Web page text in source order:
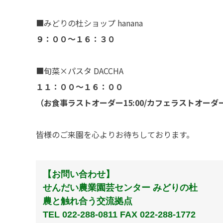
■みどりの杜ショップ hanana
９：００〜１６：３０
■旬菜×パスタ DACCHA
１１：００〜１６：００
（お食事ラストオーダー15:00/カフェラストオーダ
皆様のご来園を心よりお待ちしております。
【お問い合わせ】
せんだい農業園芸センター みどりの杜
農と触れ合う交流拠点
TEL 022-288-0811 FAX 022-288-1772